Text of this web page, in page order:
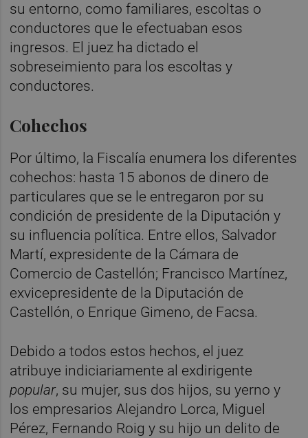
su entorno, como familiares, escoltas o
conductores que le efectuaban esos
ingresos. El juez ha dictado el
sobreseimiento para los escoltas y
conductores.
Cohechos
Por último, la Fiscalía enumera los diferentes
cohechos: hasta 15 abonos de dinero de
particulares que se le entregaron por su
condición de presidente de la Diputación y
su influencia política. Entre ellos, Salvador
Martí, expresidente de la Cámara de
Comercio de Castellón; Francisco Martínez,
exvicepresidente de la Diputación de
Castellón, o Enrique Gimeno, de Facsa.
Debido a todos estos hechos, el juez
atribuye indiciariamente al exdirigente
popular, su mujer, sus dos hijos, su yerno y
los empresarios Alejandro Lorca, Miguel
Pérez, Fernando Roig y su hijo un delito de